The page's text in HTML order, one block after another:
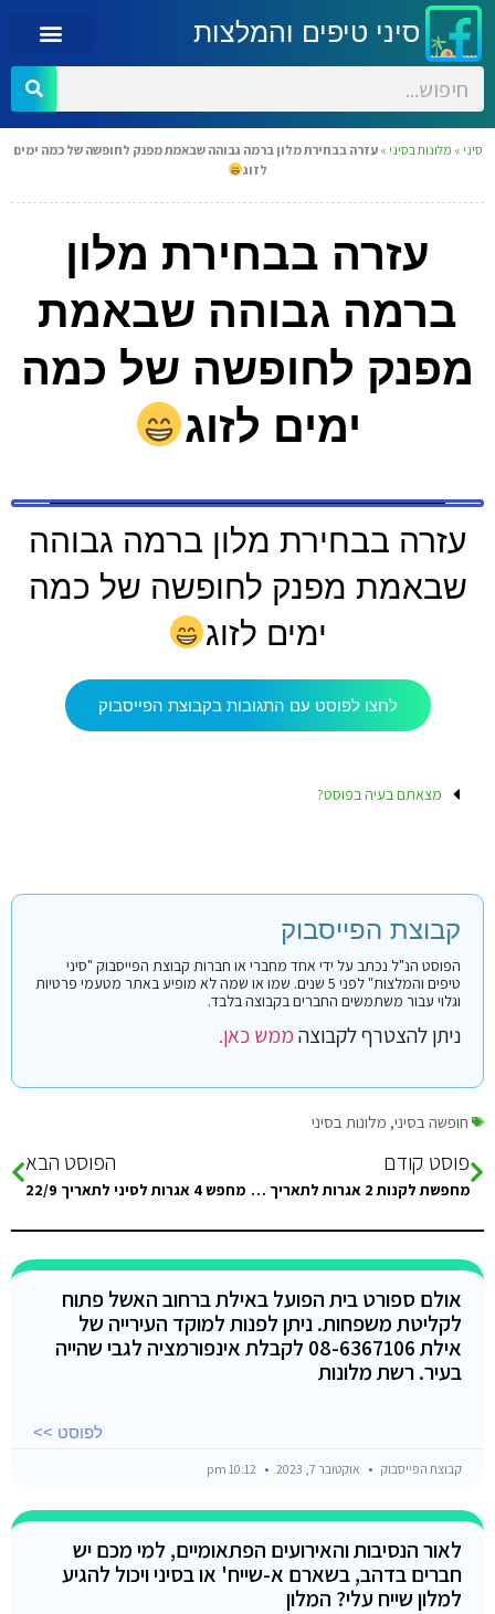
סיני טיפים והמלצות
סיני » מלונות בסיני »עזרה בבחירת מלון ברמה גבוהה שבאמת מפנק לחופשה של כמה ימים
לזוג
עזרה בבחירת מלון
ברמה גבוהה שבאמת
מפנק לחופשה של כמה
ימים לזוג
עזרה בבחירת מלון ברמה גבוהה
שבאמת מפנק לחופשה של כמה
ימים לזוג
לחצו לפוסט עם התגובות בקבוצת הפייסבוק
מצאתם בעיה בפוסט?
קבוצת הפייסבוק
הפוסט הנ"ל נכתב על ידי אחד מחברי או חברות קבוצת הפייסבוק "סיני
טיפים והמלצות" לפני 5 שנים. שמו או שמה לא מופיע באתר מטעמי פרטיות
וגלוי עבור משתמשים החברים בקבוצה בלבד.
ניתן להצטרף לקבוצהממש כאן.
חופשה בסיני, מלונות בסיני
פוסט קודם
מחפשת לקנות 2 אגרות לתאריך שיפול על סוף שבוע , מעכשיו עד סוף אוגוסט לא משנה איזה – גמישה –
הפוסט הבא
מחפש 4 אגרות לסיני לתאריך 22/9
אולם ספורט בית הפועל באילת ברחוב האשל פתוח
לקליטת משפחות. ניתן לפנות למוקד העירייה של
אילת 08-6367106 לקבלת אינפורמציה לגבי שהייה
בעיר. רשת מלונות
לפוסט >>
קבוצת הפייסבוק אוקטובר 7, 2023
לאור הנסיבות והאירועים הפתאומיים, למי מכם יש
חברים בדהב, בשארם א-שייח' או בסיני ויכול להגיע
למלון שייח עלי? המלון